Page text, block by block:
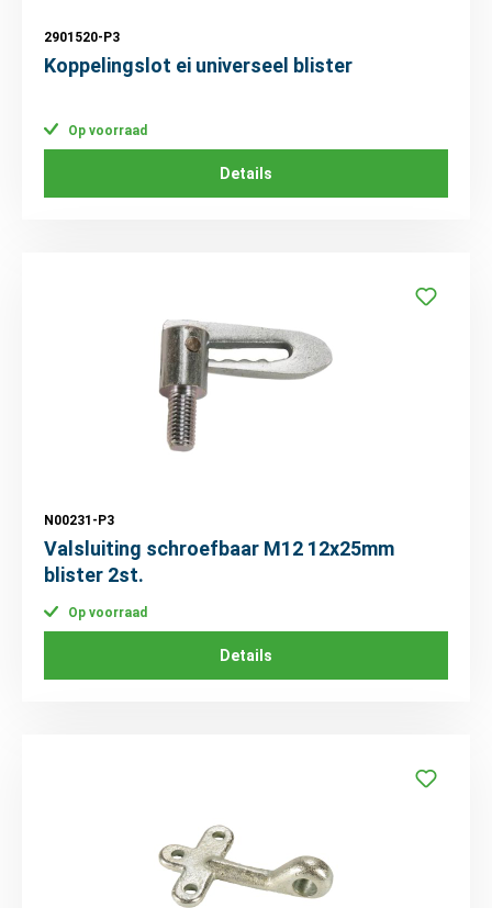
2901520-P3
Koppelingslot ei universeel blister
Op voorraad
Details
N00231-P3
Valsluiting schroefbaar M12 12x25mm
blister 2st.
Op voorraad
Details